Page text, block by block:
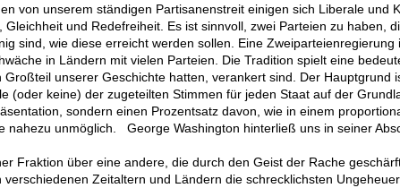
von unserem ständigen Partisanenstreit einigen sich Liberale und
und Redefreiheit. Es ist sinnvoll, zwei Parteien zu haben,
sind, wie diese erreicht werden sollen. Eine
in Ländern mit vielen Parteien. Die Tradition spielt eine
unserer Geschichte hatten, verankert sind. Der Hauptgrund
(oder keine) der zugeteilten Stimmen für jeden Staat auf der
sondern einen Prozentsatz davon, wie in einem
nahezu unmöglich. George Washington hinterließ uns in seiner
Fraktion über eine andere, die durch den Geist der Rache
Zeitaltern und Ländern die schrecklichsten